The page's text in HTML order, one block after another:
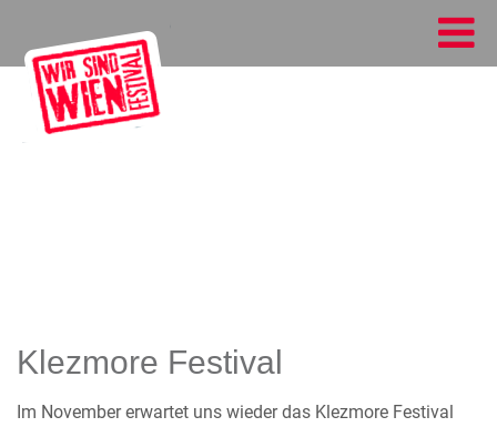
Klezmore Festival
Im November erwartet uns wieder das Klezmore Festival